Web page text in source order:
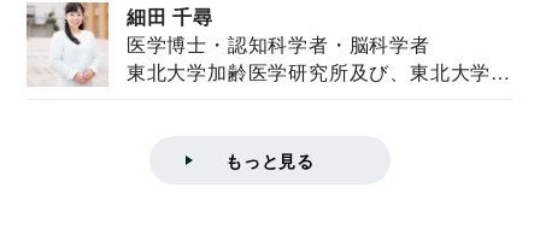
細田 千尋
医学博士・認知科学者・脳科学者
東北大学加齢医学研究所及び、東北大学大
もっと見る